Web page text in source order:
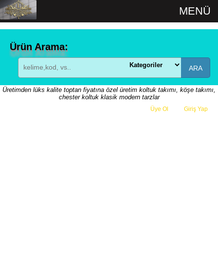
MENÜ
Ürün Arama:
ARA
Üretimden lüks kalite toptan fiyatına özel üretim koltuk takımı, köşe takımı,
chester koltuk klasik modern tarzlar
Üye Ol Giriş Yap